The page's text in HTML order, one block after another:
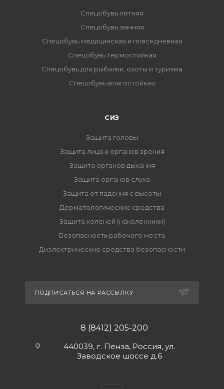
Спецобувь летняя
Спецобувь зимняя
Спецобувь медицинская и повседневная
Спецобувь термостойкая
Спецобувь для рыбалки, охоты и туризма
Спецобувь влагостойкая
СИЗ
Защита головы
Защита лица и органов зрения
Защита органов дыхания
Защита органов слуха
Защита от падения с высоты
Дерматологические средства
Защита коленей (наколенники)
Безопасность рабочего места
Диэлектрические средства безопасности
ПОДПИСАТЬСЯ НА РАССЫЛКУ
8 (8412) 205-200
440039, г. Пенза, Россия, ул.
Заводское шоссе д.6